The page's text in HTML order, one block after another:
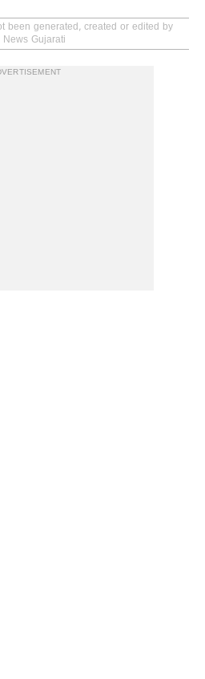
been generated, created or edited by
Gujarati